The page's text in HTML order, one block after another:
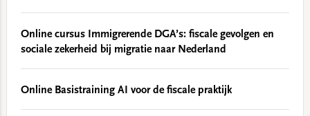
Online cursus Immigrerende DGA’s: fiscale gevolgen en
sociale zekerheid bij migratie naar Nederland
Online Basistraining AI voor de fiscale praktijk